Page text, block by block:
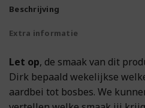
Beschrijving
Extra informatie
Let op, de smaak van dit
Dirk bepaald wekelijkse
aardbei tot bosbes. We